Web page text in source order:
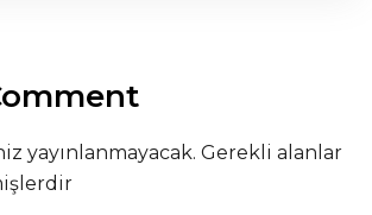
yayınlanmayacak. Gerekli alanlar